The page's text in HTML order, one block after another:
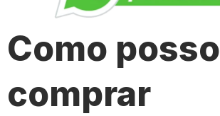
Como posso
comprar